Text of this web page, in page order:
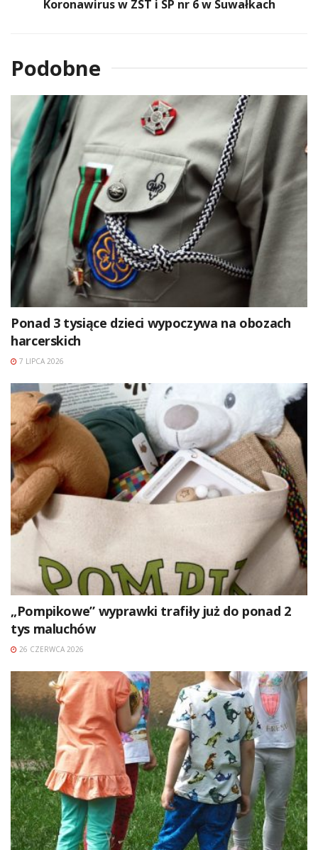
Koronawirus w ZST i SP nr 6 w Suwałkach
Podobne
Ponad 3 tysiące dzieci wypoczywa na obozach
harcerskich
7 LIPCA 2026
„Pompikowe” wyprawki trafiły już do ponad 2
tys maluchów
26 CZERWCA 2026